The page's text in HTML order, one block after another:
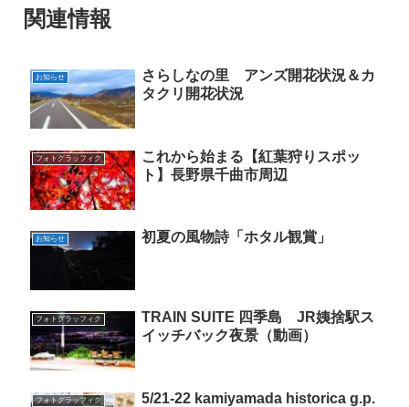
関連情報
お知らせ
さらしなの里 アンズ開花状況＆カ
タクリ開花状況
フォトグラッフィク
これから始まる【紅葉狩りスポッ
ト】長野県千曲市周辺
お知らせ 初夏の風物詩「ホタル観賞」
フォトグラッフィク
TRAIN SUITE 四季島 JR姨捨駅ス
イッチバック夜景（動画）
フォトグラッフィク
5/21-22 kamiyamada historica g.p.